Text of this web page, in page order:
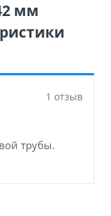
мм
1 отзыв
трубы.